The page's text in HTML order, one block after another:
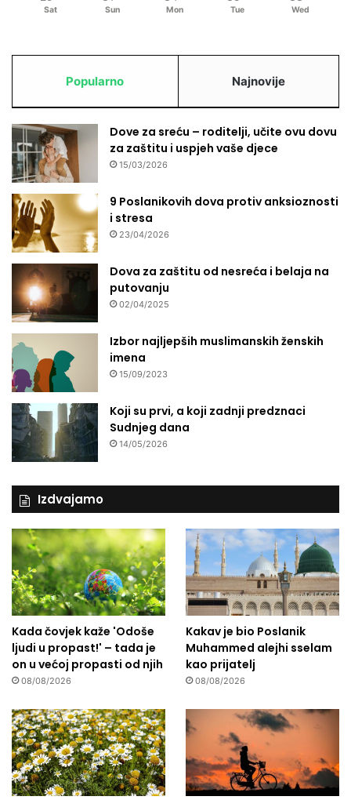
Sat Sun Mon Tue Wed
Popularno Najnovije
Dove za sreću – roditelji, učite ovu dovu
za zaštitu i uspjeh vaše djece
15/03/2026
9 Poslanikovih dova protiv anksioznosti
i stresa
23/04/2026
Dova za zaštitu od nesreća i belaja na
putovanju
02/04/2025
Izbor najljepših muslimanskih ženskih
imena
15/09/2023
Koji su prvi, a koji zadnji predznaci
Sudnjeg dana
14/05/2026
Izdvajamo
Kada čovjek kaže 'Odoše
ljudi u propast!' – tada je
on u većoj propasti od njih
08/08/2026
Kakav je bio Poslanik
Muhammed alejhi sselam
kao prijatelj
08/08/2026